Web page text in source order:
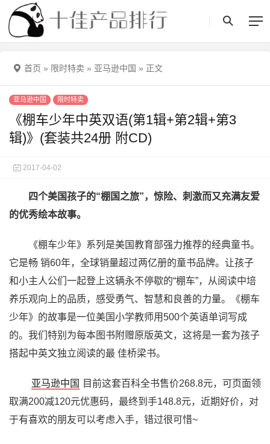
首页 » 限时特卖 » 亚马逊中国 » 正文
亚马逊中国 限时特卖
《棚车少年中英双语(第1辑+第2辑+第3
辑)》(套装共24册 附CD)
2017-04-02
四个美国孩子的“棚国之旅”，惊险、刺激而又充满友爱
的优秀绘本故事。
《棚车少年》系列是美国教育部强力推荐的经典童书。
它是畅 销60年，全球销量超过两亿册的童书品牌。让孩子
和小主人公们一起登上这辆永不停歇的“棚车”，从阅读中培
养乐观向上的品质，感受勇气、智慧和良善的力量。《棚车
少年》的故事是一位美国小学教师用500个英语单词写成
的。我们特别为每本图书附赠原版英文，这将是一套为孩子
搭起中英文独立阅读的最 佳桥梁书。
亚马逊中国
目前这套百科全书售价268.8元，可页面领
取满200减120元优惠码，最终到手148.8元，近期好价，对
于有喜欢的朋友可以考虑入手，错过很可惜~